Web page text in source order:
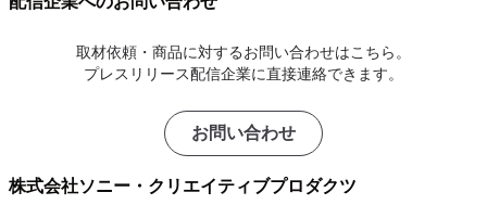
取材依頼・商品に対するお問い合わせはこちら。
プレスリリース配信企業に直接連絡できます。
お問い合わせ
株式会社ソニー・クリエイティブプロダクツ